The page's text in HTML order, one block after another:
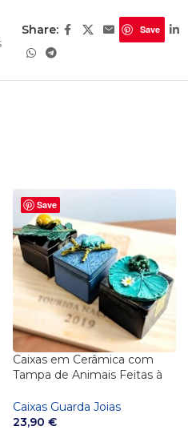
Share: Save
Save
Caixas em Cerâmica com
Tampa de Animais Feitas à
Caixas Guarda Joias
23,90 €